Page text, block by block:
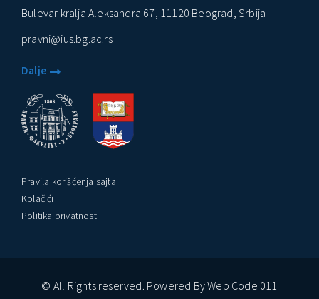
Bulevar kralja Aleksandra 67, 11120 Beograd, Srbija
pravni@ius.bg.ac.rs
Dalje
Pravila korišćenja sajta
Kolačići
Politika privatnosti
© All Rights reserved. Powered By Web Code 011